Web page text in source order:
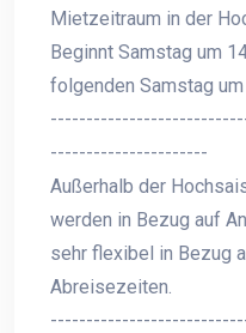
Mietzeitraum in der
Beginnt Samstag um
folgenden Samstag um
----------------------
Außerhalb der
werden in Bezug auf
sehr flexibel in Bezug
Abreisezeiten.